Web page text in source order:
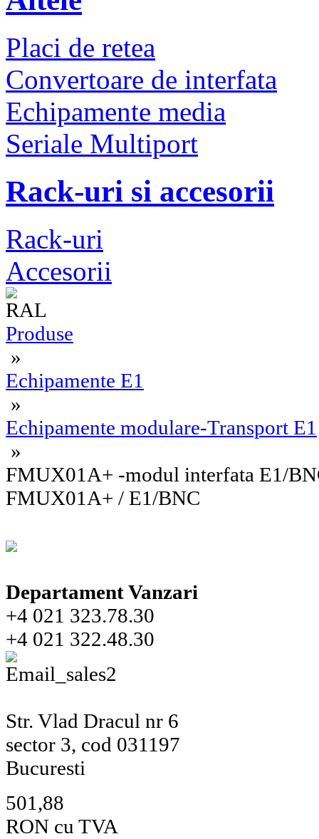
Placi de retea
Convertoare de interfata
Echipamente media
Seriale Multiport
Rack-uri si accesorii
Rack-uri
Accesorii
Produse
»
Echipamente E1
»
Echipamente modulare-Transport E1
»
FMUX01A+ -modul interfata E1/
FMUX01A+ / E1/BNC
Departament Vanzari
+4 021 323.78.30
+4 021 322.48.30
Str. Vlad Dracul nr 6
sector 3, cod 031197
Bucuresti
501,88
RON cu TVA